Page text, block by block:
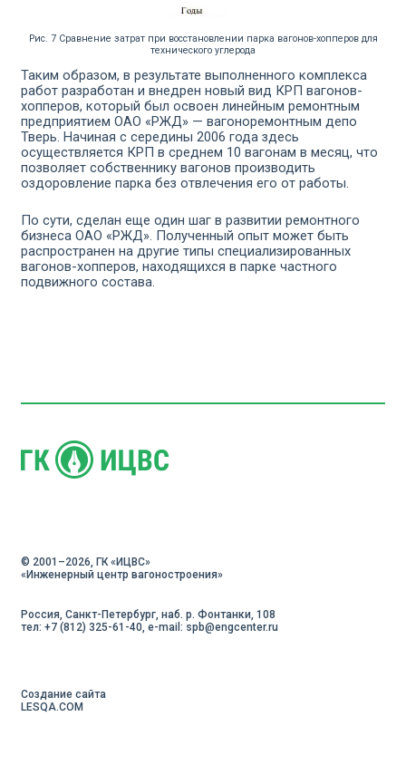
Рис. 7 Сравнение затрат при восстановлении парка вагонов-хопперов для
технического углерода
Таким образом, в результате выполненного комплекса
работ разработан и внедрен новый вид КРП вагонов-
хопперов, который был освоен линейным ремонтным
предприятием ОАО «РЖД» — вагоноремонтным депо
Тверь. Начиная с середины 2006 года здесь
осуществляется КРП в среднем 10 вагонам в месяц, что
позволяет собственнику вагонов производить
оздоровление парка без отвлечения его от работы.
По сути, сделан еще один шаг в развитии ремонтного
бизнеса ОАО «РЖД». Полученный опыт может быть
распространен на другие типы специализированных
вагонов-хопперов, находящих­ся в парке частного
подвижного состава.
© 2001–2026, ГК «ИЦВC»
«Инженерный центр вагоностроения»
Россия, Санкт-Петербург, наб. р. Фонтанки, 108
тел: +7 (812) 325-61-40, e-mail: spb@engcenter.ru
Создание сайта
LESQA.COM